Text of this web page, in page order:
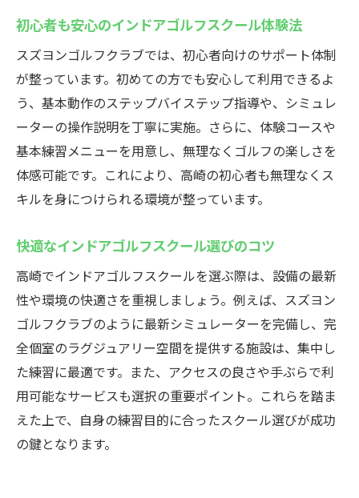
ル選び
インドアゴルフスクールの最新設備を徹底
解説
ゴルフシミュレーターで叶う臨場感あふれ
る体験
快適な個室空間でインドアゴルフスクール
を満喫
促進
インドアゴルフスクールの施設環境が充実
高崎のインドアゴルフスクール設備比較ガ
イド
高崎市でインドアゴルフを満喫する方法
インドアゴルフスクールで充実のゴルフラ
イフ
仕事帰りでも利用しやすいインドアゴルフ
スクール
初心者も安心のインドアゴルフスクール体験法
スズヨンゴルフクラブでは、初心者向けのサポート体制
が整っています。初めての方でも安心して利用できるよ
う、基本動作のステップバイステップ指導や、シミュレ
ーターの操作説明を丁寧に実施。さらに、体験コースや
基本練習メニューを用意し、無理なくゴルフの楽しさを
体感可能です。これにより、高崎の初心者も無理なくス
キルを身につけられる環境が整っています。
快適なインドアゴルフスクール選びのコツ
高崎でインドアゴルフスクールを選ぶ際は、設備の最新
性や環境の快適さを重視しましょう。例えば、スズヨン
ゴルフクラブのように最新シミュレーターを完備し、完
全個室のラグジュアリー空間を提供する施設は、集中し
た練習に最適です。また、アクセスの良さや手ぶらで利
用可能なサービスも選択の重要ポイント。これらを踏ま
えた上で、自身の練習目的に合ったスクール選びが成功
の鍵となります。